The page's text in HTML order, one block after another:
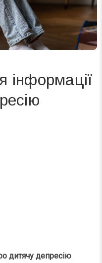
інформації
дитячу депресію